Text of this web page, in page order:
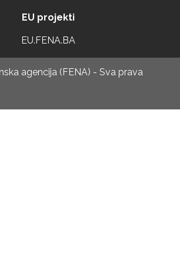
EU projekti
EU.FENA.BA
agencija (FENA) - Sva prava